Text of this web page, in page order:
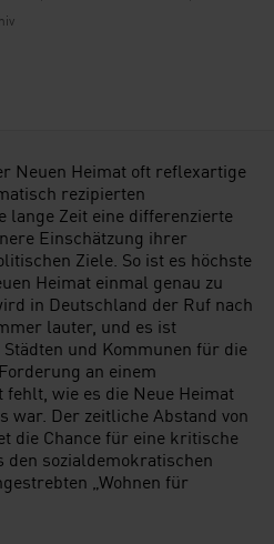
Neuen Heimat oft reflexartige
rezipierten
lange Zeit eine differenzierte
Einschätzung ihrer
Ziele. So ist es höchste
Heimat einmal genau zu
in Deutschland der Ruf nach
lauter, und es ist
und Kommunen für die
an einem
wie es die Neue Heimat
war. Der zeitliche Abstand von
die Chance für eine kritische
sozialdemokratischen
„Wohnen für